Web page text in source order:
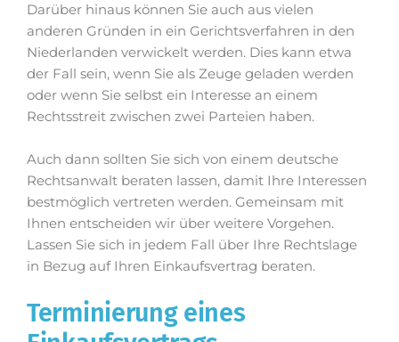
Darüber hinaus können Sie auch aus vielen
anderen Gründen in ein Gerichtsverfahren in den
Niederlanden verwickelt werden. Dies kann etwa
der Fall sein, wenn Sie als Zeuge geladen werden
oder wenn Sie selbst ein Interesse an einem
Rechtsstreit zwischen zwei Parteien haben.
Auch dann sollten Sie sich von einem deutsche
Rechtsanwalt beraten lassen, damit Ihre Interessen
bestmöglich vertreten werden. Gemeinsam mit
Ihnen entscheiden wir über weitere Vorgehen.
Lassen Sie sich in jedem Fall über Ihre Rechtslage
in Bezug auf Ihren Einkaufsvertrag beraten.
Terminierung eines